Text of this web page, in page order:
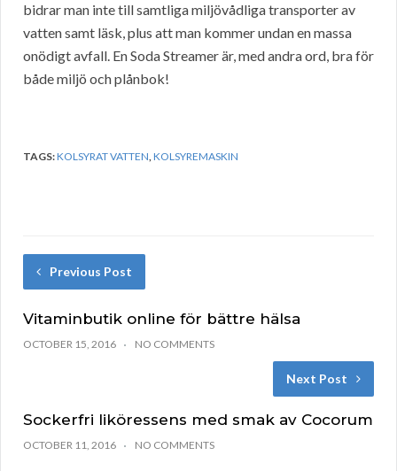
bidrar man inte till samtliga miljövådliga transporter av
vatten samt läsk, plus att man kommer undan en massa
onödigt avfall. En Soda Streamer är, med andra ord, bra för
både miljö och plånbok!
TAGS:KOLSYRAT VATTEN,KOLSYREMASKIN
Previous Post
Vitaminbutik online för bättre hälsa
OCTOBER 15, 2016 NO COMMENTS
Next Post
Sockerfri liköressens med smak av Cocorum
OCTOBER 11, 2016 NO COMMENTS